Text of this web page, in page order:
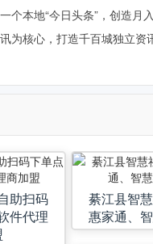
个本地“今日头条”，创造月
为核心，打造千百城独立资
助扫码
件代理
綦江县智
惠家通、